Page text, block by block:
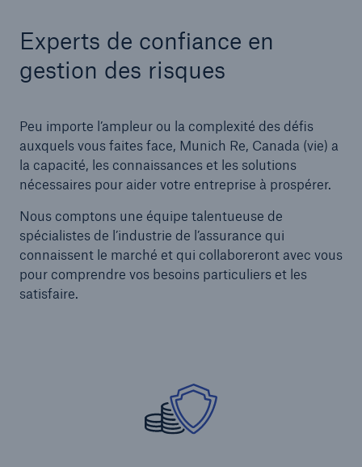
Experts de confiance en
gestion des risques
Peu importe l’ampleur ou la complexité des défis
auxquels vous faites face, Munich Re, Canada (vie) a
la capacité, les connaissances et les solutions
nécessaires pour aider votre entreprise à prospérer.
Nous comptons une équipe talentueuse de
spécialistes de l’industrie de l’assurance qui
connaissent le marché et qui collaboreront avec vous
pour comprendre vos besoins particuliers et les
satisfaire.